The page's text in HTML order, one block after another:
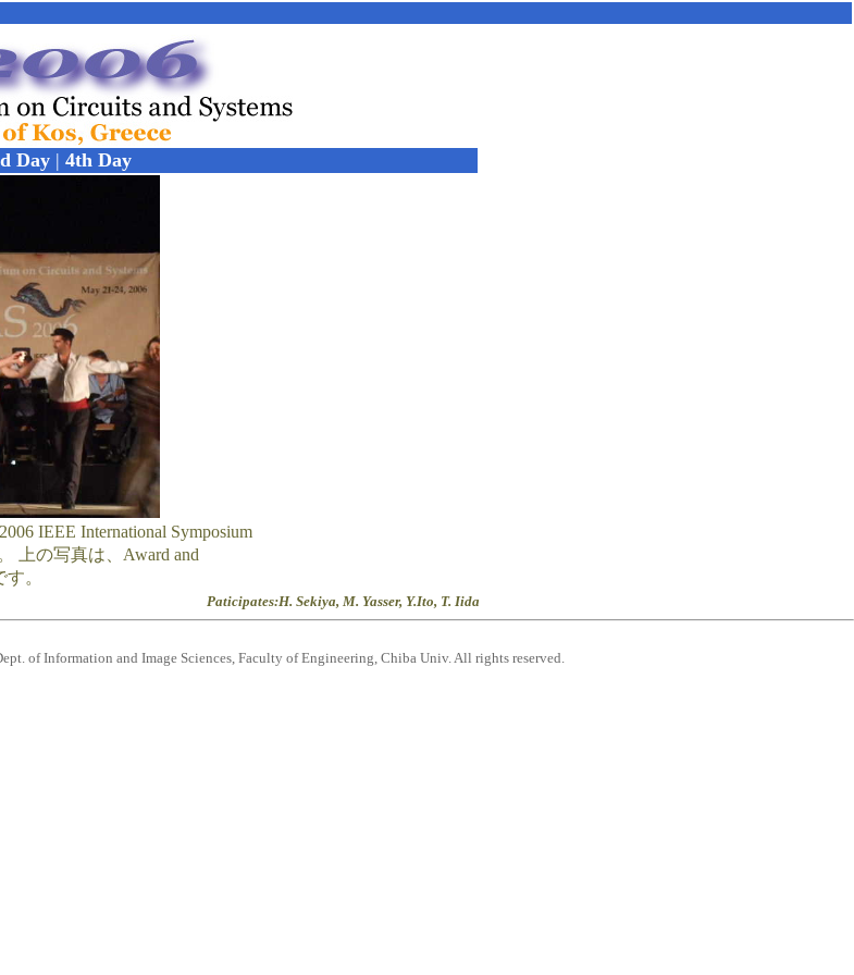
Day | 4th Day
IEEE International Symposium
上の写真は、Award and
。
Paticipates:H. Sekiya, M. Yasser, Y.Ito, T. Iida
of Information and Image Sciences, Faculty of Engineering, Chiba Univ. All rights reserved.